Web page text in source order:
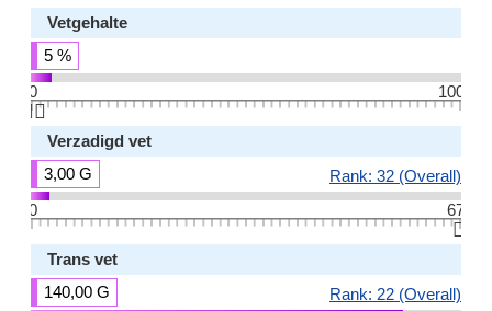
Vetgehalte
5 %
0
100
👆🏻
Verzadigd vet
3,00 G
Rank: 32 (Overall)
0
67
👆🏻
Trans vet
140,00 G
Rank: 22 (Overall)